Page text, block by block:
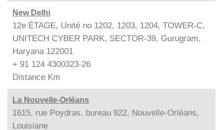
New Delhi
12e ÉTAGE, Unité no 1202, 1203, 1204, TOWER-C,
UNITECH CYBER PARK, SECTOR-39, Gurugram,
Haryana 122001
+ 91 124 4300323-26
Distance Km
La Nouvelle-Orléans
1615, rue Poydras, bureau 922, Nouvelle-Orléans,
Louisiane